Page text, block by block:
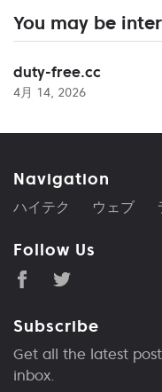
You may be
duty-free.cc
4月 14, 2026
Navigation
ハイテク ウェブ
Follow Us
Subscribe
Get all the latest
inbox.